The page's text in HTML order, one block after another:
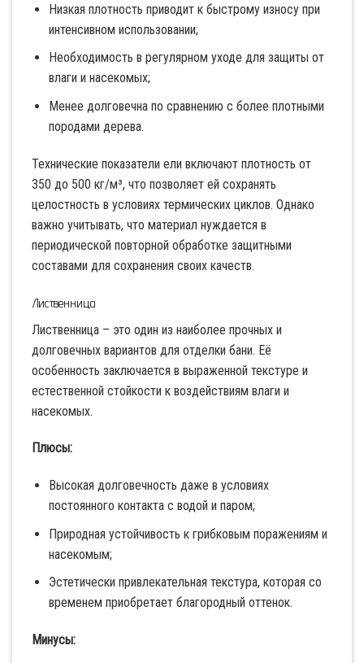
Низкая плотность приводит к быстрому износу при
интенсивном использовании;
Необходимость в регулярном уходе для защиты от
влаги и насекомых;
Менее долговечна по сравнению с более плотными
породами дерева.
Технические показатели ели включают плотность от
350 до 500 кг/м³, что позволяет ей сохранять
целостность в условиях термических циклов. Однако
важно учитывать, что материал нуждается в
периодической повторной обработке защитными
составами для сохранения своих качеств.
Лиственница
Лиственница – это один из наиболее прочных и
долговечных вариантов для отделки бани. Её
особенность заключается в выраженной текстуре и
естественной стойкости к воздействиям влаги и
насекомых.
Плюсы:
Высокая долговечность даже в условиях
постоянного контакта с водой и паром;
Природная устойчивость к грибковым поражениям и
насекомым;
Эстетически привлекательная текстура, которая со
временем приобретает благородный оттенок.
Минусы: